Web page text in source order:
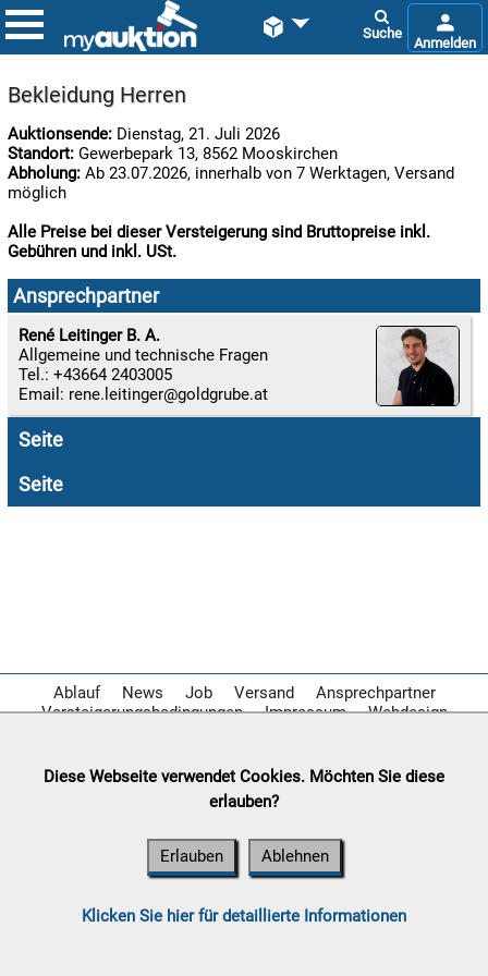
 
07.08:

07.08:
07.08:
Bekleidung Herren
Auktionsende: Dienstag, 21. Juli 2026
Standort: Gewerbepark 13, 8562 Mooskirchen
Abholung: Ab 23.07.2026, innerhalb von 7 Werktagen, Versand
möglich
Alle Preise bei dieser Versteigerung sind Bruttopreise inkl.
Gebühren und inkl. USt.
Ansprechpartner
René Leitinger B. A.
Allgemeine und technische Fragen
Tel.: +43664 2403005
Email: rene.leitinger
Seite
Seite
Ablauf News Job Versand
Ansprechpartner
Versteigerungsbedingungen
Impressum Webdesign
Diese Webseite verwendet Cookies. Möchten Sie diese
erlauben?
Erlauben Ablehnen
Klicken Sie hier für detaillierte Informationen